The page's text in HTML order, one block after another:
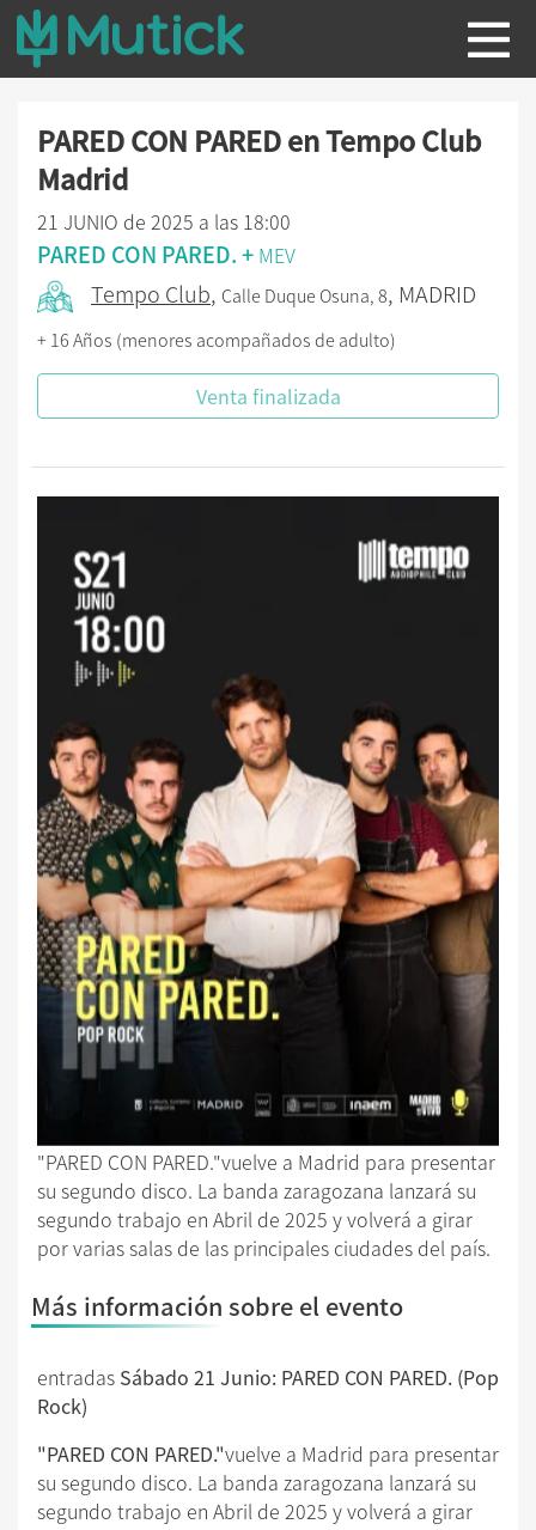
PARED CON PARED en Tempo Club
Madrid
21 JUNIO de 2025 a las 18:00
PARED CON PARED. + MEV
Tempo Club, Calle Duque Osuna, 8, MADRID
+ 16 Años (menores acompañados de adulto)
Venta finalizada
"PARED CON PARED."vuelve a Madrid para presentar
su segundo disco. La banda zaragozana lanzará su
segundo trabajo en Abril de 2025 y volverá a girar
por varias salas de las principales ciudades del país.
Más información sobre el evento
entradas Sábado 21 Junio: PARED CON PARED. (Pop
Rock)
"PARED CON PARED."vuelve a Madrid para presentar
su segundo disco. La banda zaragozana lanzará su
segundo trabajo en Abril de 2025 y volverá a girar